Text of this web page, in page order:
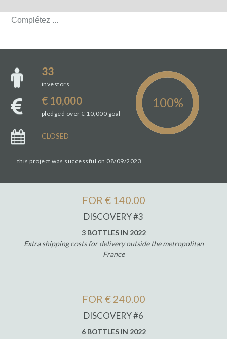
Complétez ...
33
investors
€ 10,000
pledged over € 10,000 goal
CLOSED
this project was successful on 08/09/2023
FOR € 140.00
DISCOVERY #3
3 BOTTLES IN 2022
Extra shipping costs for delivery outside the metropolitan
France
FOR € 240.00
DISCOVERY #6
6 BOTTLES IN 2022